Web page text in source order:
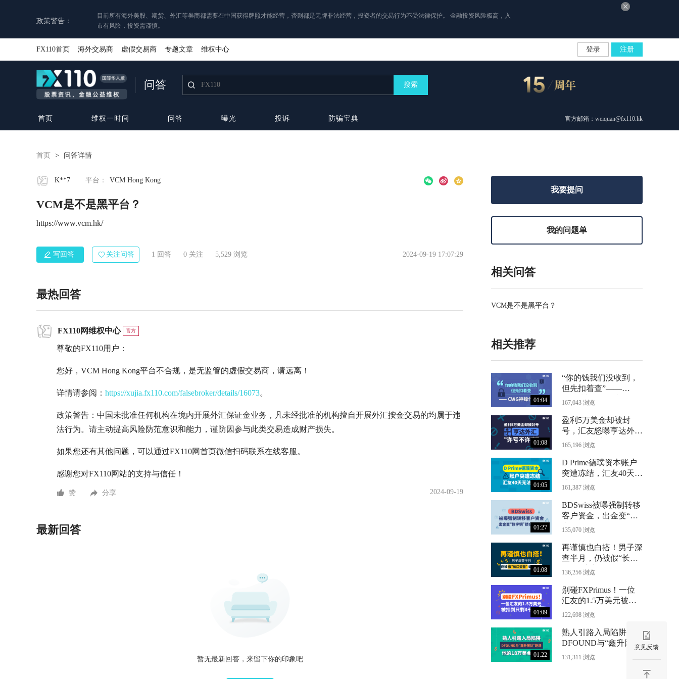
政策警告：
目前所有海外美股、期货、外汇等券商都需要在中国获得牌照才能经营，否则都是无牌非法经营，投资者的交易行为不受法律保护。 金融投资风险极高，入
市有风险，投资需谨慎。
FX110首页 海外交易商 虚假交易商 专题文章 维权中心 登录 注册
问答 搜索
首页 维权一时间 问答 曝光 投诉 防骗宝典 官方邮箱：weiquan@fx110.hk
首页 > 问答详情
K**7 平台： VCM Hong Kong
VCM是不是黑平台？
https://www.vcm.hk/
写回答 关注问答 1 回答 0 关注 5,529 浏览 2024-09-19 17:07:29
最热回答
FX110网维权中心 官方
尊敬的FX110用户：
您好，VCM Hong Kong平台不合规，是无监管的虚假交易商，请远离！
详情请参阅： https://xujia.fx110.com/falsebroker/details/16073。
政策警告：中国未批准任何机构在境内开展外汇保证金业务，凡未经批准的机构擅自开展外汇按金交易的均属于违
法行为。请主动提高风险防范意识和能力，谨防因参与此类交易造成财产损失。
如果您还有其他问题，可以通过FX110网首页微信扫码联系在线客服。
感谢您对FX110网站的支持与信任！
赞 分享 2024-09-19
最新回答
暂无最新回答，来留下你的印象吧
我要提问
我的问题单
相关问答
VCM是不是黑平台？
相关推荐
01:04
“你的钱我们没收到，
但先扣着查”——
CWG神操作曝光
167,043 浏览
01:08
盈利5万美金却被封
号，汇友怒曝亨达外汇
“许亏不许赢”
165,196 浏览
01:05
D Prime德璞资本账户
突遭冻结，汇友40天无
法出金
161,387 浏览
01:27
BDSwiss被曝强制转移
客户资金，出金变“数
字铜”锁仓24个月
135,070 浏览
01:08
再谨慎也白搭！男子深
查半月，仍被假“长江
资管”骗光71万
136,256 浏览
01:09
别碰FXPrimus！一位
汇友的1.5万美元被扣
到只剩4千
122,698 浏览
01:22
熟人引路入局陷阱，
DFOUND与“鑫升团
队”跑路，他的18万美
131,311 浏览
意见反馈